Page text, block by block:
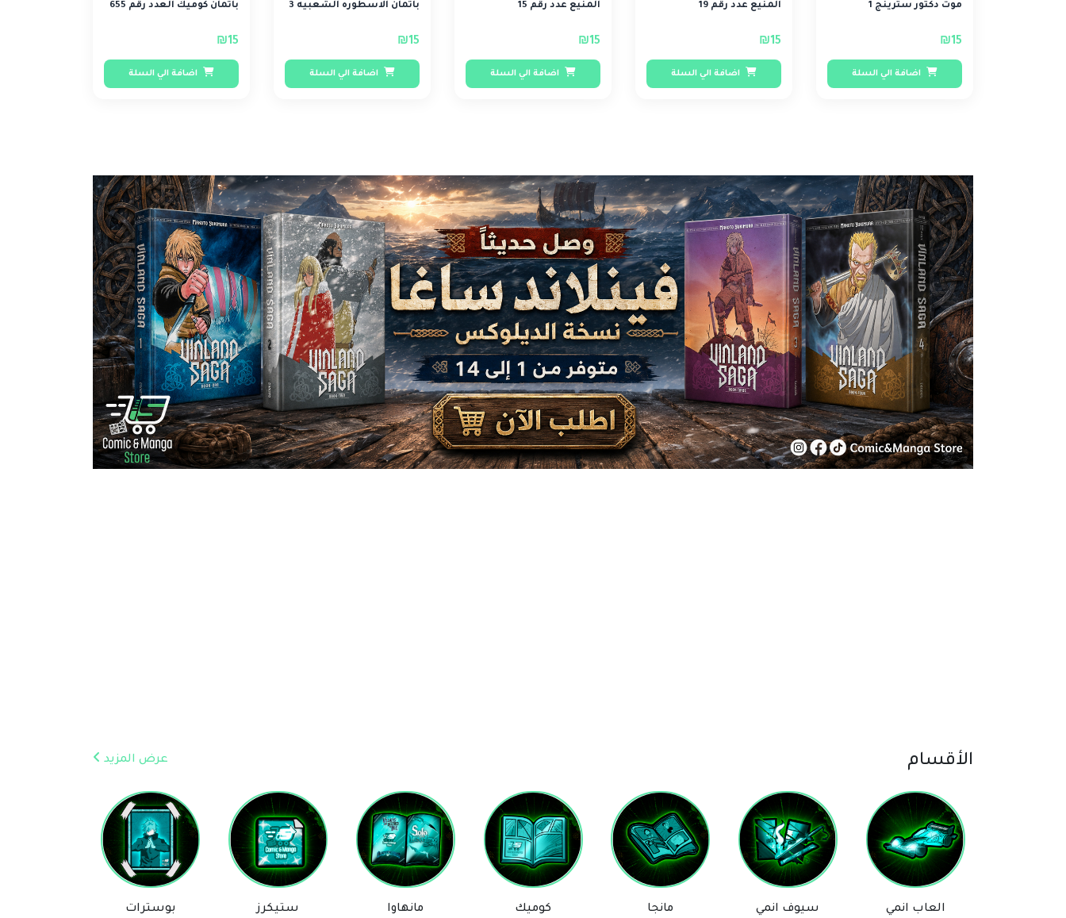
موت دكتور سترينج 1
₪15
اضافة الي السلة
المنيع عدد رقم 19
₪15
اضافة الي السلة
المنيع عدد رقم 15
₪15
اضافة الي السلة
باتمان الاسطوره الشعبيه 3
₪15
اضافة الي السلة
باتمان كوميك العدد رقم 655
₪15
اضافة الي السلة
الأقسام عرض المزيد
سيوف انمي مانجا كوميك مانهاوا ستيكرز بوسترات روايات مساعد Comic & Manga Store